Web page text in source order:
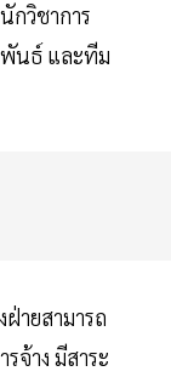
กวิชาการ
พันธ์ และทีม
ายสามารถ
จ้าง มีสาระ